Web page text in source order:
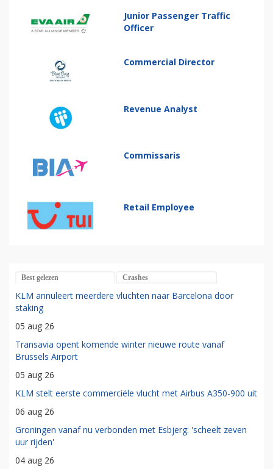
Junior Passenger Traffic
Officer
Commercial Director
Revenue Analyst
Commissaris
Retail Employee
Best gelezen Crashes
KLM annuleert meerdere vluchten naar Barcelona door
staking
05 aug 26
Transavia opent komende winter nieuwe route vanaf
Brussels Airport
05 aug 26
KLM stelt eerste commerciële vlucht met Airbus A350-900 uit
06 aug 26
Groningen vanaf nu verbonden met Esbjerg: 'scheelt zeven
uur rijden'
04 aug 26